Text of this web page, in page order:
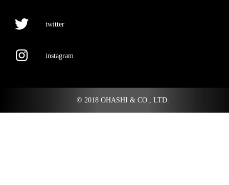
twitter
instagram
© 2018 OHASHI & CO., LTD.